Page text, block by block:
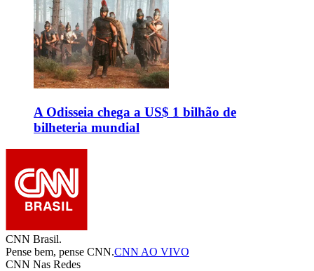
A Odisseia chega a US$ 1 bilhão de
bilheteria mundial
CNN Brasil.
Pense bem, pense CNN.CNN AO VIVO
CNN Nas Redes